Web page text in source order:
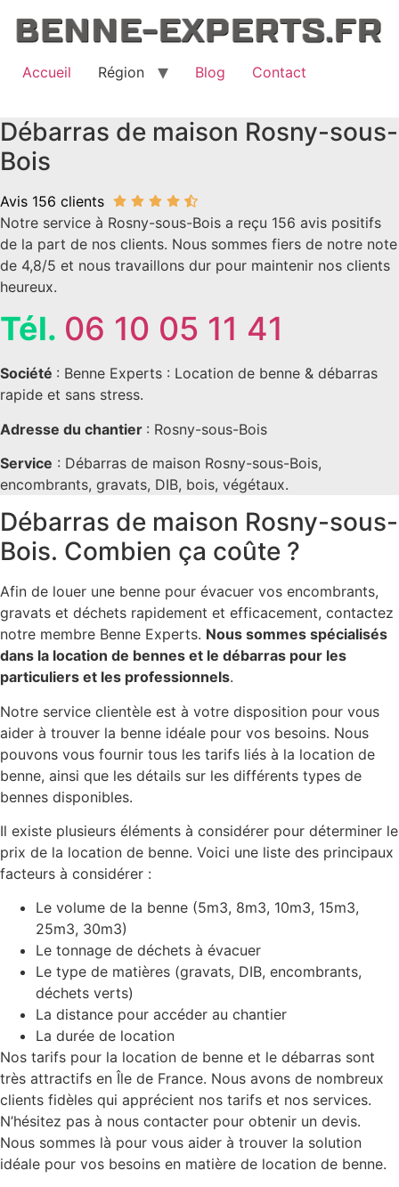
Accueil
Région Blog Contact
Débarras de maison Rosny-sous-
Bois
Avis 156 clients
Notre service à Rosny-sous-Bois a reçu 156 avis positifs
de la part de nos clients. Nous sommes fiers de notre note
de 4,8/5 et nous travaillons dur pour maintenir nos clients
heureux.
Tél. 06 10 05 11 41
Société : Benne Experts : Location de benne & débarras
rapide et sans stress.
Adresse du chantier : Rosny-sous-Bois
Service : Débarras de maison Rosny-sous-Bois,
encombrants, gravats, DIB, bois, végétaux.
Débarras de maison Rosny-sous-
Bois. Combien ça coûte ?
Afin de louer une benne pour évacuer vos encombrants,
gravats et déchets rapidement et efficacement, contactez
notre membre Benne Experts. Nous sommes spécialisés
dans la location de bennes et le débarras pour les
particuliers et les professionnels.
Notre service clientèle est à votre disposition pour vous
aider à trouver la benne idéale pour vos besoins. Nous
pouvons vous fournir tous les tarifs liés à la location de
benne, ainsi que les détails sur les différents types de
bennes disponibles.
Il existe plusieurs éléments à considérer pour déterminer le
prix de la location de benne. Voici une liste des principaux
facteurs à considérer :
Le volume de la benne (5m3, 8m3, 10m3, 15m3,
25m3, 30m3)
Le tonnage de déchets à évacuer
Le type de matières (gravats, DIB, encombrants,
déchets verts)
La distance pour accéder au chantier
La durée de location
Nos tarifs pour la location de benne et le débarras sont
très attractifs en Île de France. Nous avons de nombreux
clients fidèles qui apprécient nos tarifs et nos services.
N’hésitez pas à nous contacter pour obtenir un devis.
Nous sommes là pour vous aider à trouver la solution
idéale pour vos besoins en matière de location de benne.